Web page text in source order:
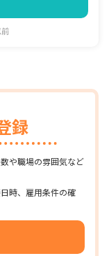
録
や職場の雰囲気など
時、雇用条件の確